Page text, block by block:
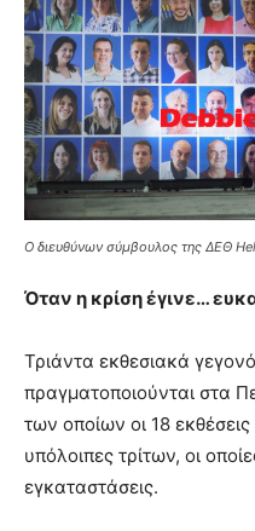
Ο διευθύνων σύμβουλος της ΔΕΘ
Όταν η κρίση έγινε…
Τριάντα εκθεσιακά
πραγματοποιούνται στα
των οποίων οι 18
υπόλοιπες τρίτων, οι
εγκαταστάσεις.